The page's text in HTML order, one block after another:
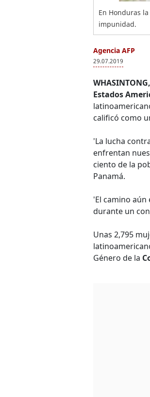
En Honduras
impunidad.
Agencia AFP
29.07.2019
Estados
calificó como
'La lucha
enfrentan
ciento de la
Panamá.
'El camino
durante un
Unas 2,795
Género de la